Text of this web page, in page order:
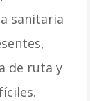
sanitaria
de ruta y